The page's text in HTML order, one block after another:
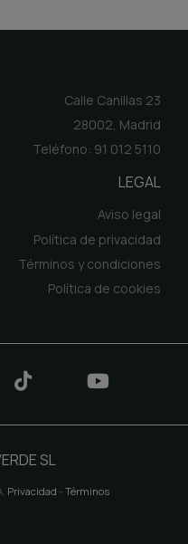
Calle Canillas 23
28002, Madrid
Teléfono: 91 012 5110
LEGAL
Aviso legal
Política de privacidad
Términos y condiciones
Política de cookies
SL
Privacidad - Términos